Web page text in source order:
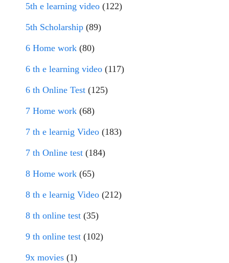
5th e learning video (122)
5th Scholarship (89)
6 Home work (80)
6 th e learning video (117)
6 th Online Test (125)
7 Home work (68)
7 th e learnig Video (183)
7 th Online test (184)
8 Home work (65)
8 th e learnig Video (212)
8 th online test (35)
9 th online test (102)
9x movies (1)